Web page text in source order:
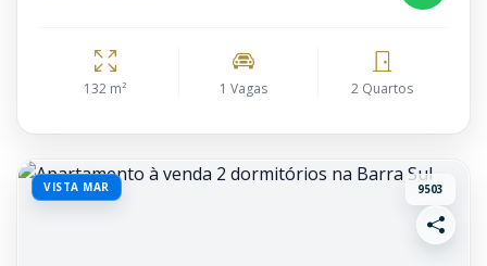
132 m² 1 Vagas 2 Quartos
VISTA MAR 9503